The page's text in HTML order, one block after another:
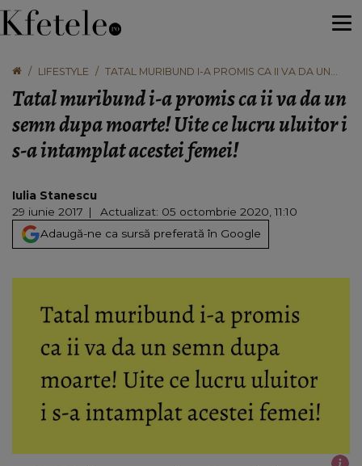
LIFESTYLE
TATAL MURIBUND I-A PROMIS CA II VA DA UN
S-A INTAMPLAT ACESTEI FEMEI!
Tatal muribund i-a promis ca ii va da un
semn dupa moarte! Uite ce lucru uluitor i
s-a intamplat acestei femei!
Iulia Stanescu
29 iunie 2017
Actualizat: 05 octombrie 2020, 11:10
Adaugă-ne ca sursă preferată în Google